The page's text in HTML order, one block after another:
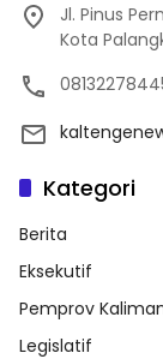
Jl. Pinus
Kota
Kategori
Berita
Eksekutif
Pemprov
Legislatif